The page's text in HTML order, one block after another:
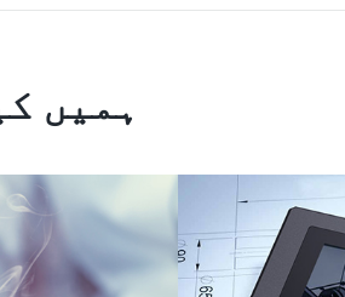
ہمیں